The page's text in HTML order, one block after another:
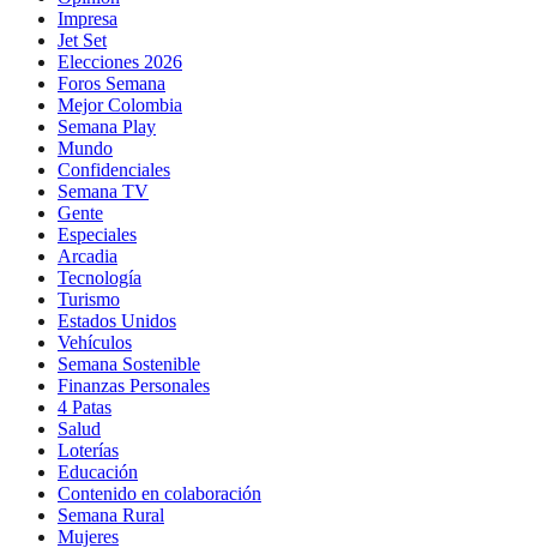
Impresa
Jet Set
Elecciones 2026
Foros Semana
Mejor Colombia
Semana Play
Mundo
Confidenciales
Semana TV
Gente
Especiales
Arcadia
Tecnología
Turismo
Estados Unidos
Vehículos
Semana Sostenible
Finanzas Personales
4 Patas
Salud
Loterías
Educación
Contenido en colaboración
Semana Rural
Mujeres